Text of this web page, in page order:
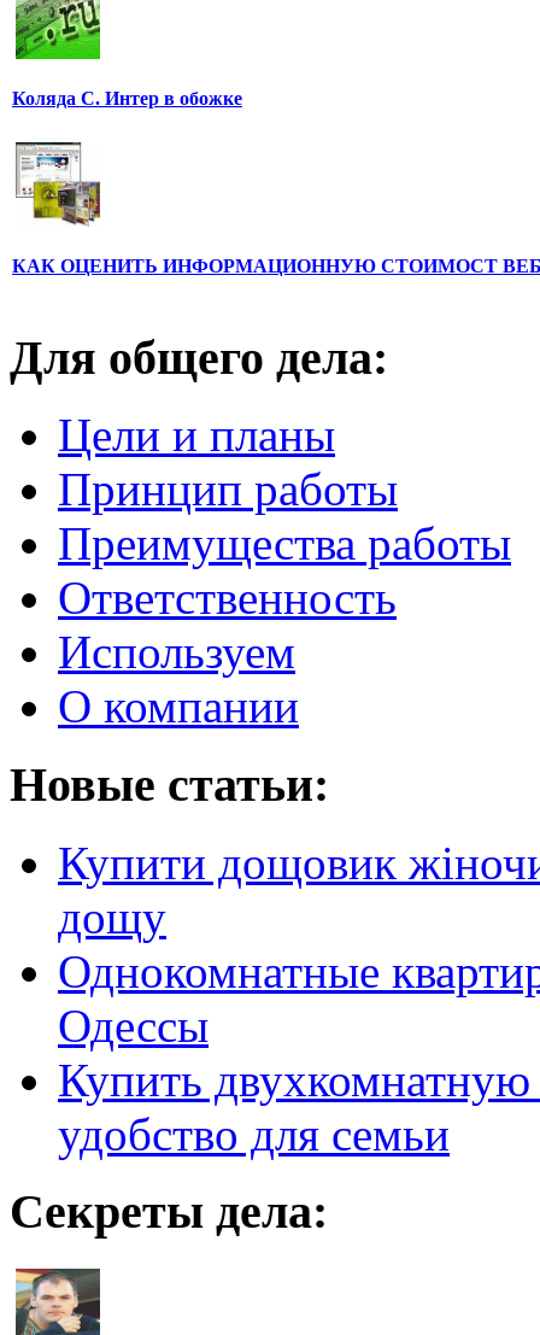
Коляда С. Интер в обожке
КАК ОЦЕНИТЬ ИНФОРМАЦИОННУЮ СТОИМОСТ
Для общего дела:
Цели и планы
Принцип работы
Преимущества работы
Ответственность
Используем
О компании
Новые статьи:
Купити дощовик
дощу
Однокомнатные
Одессы
Купить
удобство для семьи
Секреты дела: